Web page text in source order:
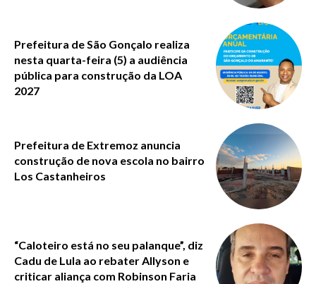
Prefeitura de São Gonçalo realiza
nesta quarta-feira (5) a audiência
pública para construção da LOA
2027
Prefeitura de Extremoz anuncia
construção de nova escola no bairro
Los Castanheiros
“Caloteiro está no seu palanque”, diz
Cadu de Lula ao rebater Allyson e
criticar aliança com Robinson Faria